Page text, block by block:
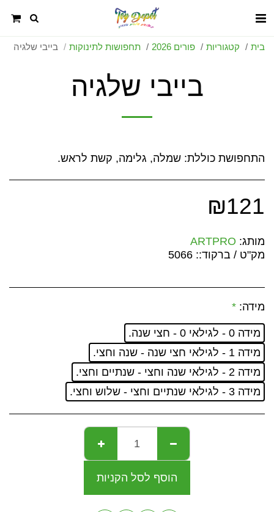
בית קטגוריות פורים 2026 תחפושות לתינוקות בייבי שלגיה
בייבי שלגיה
התחפושת כוללת: שמלה, גלימה, קשת לראש.
₪121
מותג: ARTPRO
מק"ט / ברקוד:: 5066
מידה: *
מידה 0 - לגילאי 0 - חצי שנה.
מידה 1 - לגילאי חצי שנה - שנה וחצי.
מידה 2 - לגילאי שנה וחצי - שנתיים וחצי.
מידה 3 - לגילאי שנתיים וחצי - שלוש וחצי.
הוסף לסל הקניות